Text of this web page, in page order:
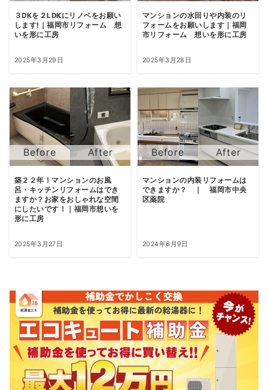
３DKを２LDKにリノベをお願い
します!｜福岡市リフォーム 想
いを形に工房
2025年3月29日
マンションの水回りや内装のリ
フォームをお願いします｜福岡
市リフォーム 想いを形に工房
2025年3月28日
築２２年！マンションのお風
呂・キッチンリフォームはでき
ますか？お家をおしゃれな空間
にしたいです！｜福岡市想いを
形に工房
2025年3月27日
マンションの内装リフォームは
できますか？ ｜ 福岡市中央
区薬院
2024年6月9日